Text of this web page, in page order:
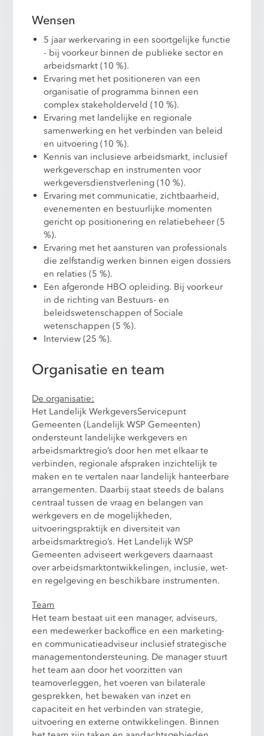
Wensen
5 jaar werkervaring in een soortgelijke functie
- bij voorkeur binnen de publieke sector en
arbeidsmarkt (10 %).
Ervaring met het positioneren van een
organisatie of programma binnen een
complex stakeholderveld (10 %).
Ervaring met landelijke en regionale
samenwerking en het verbinden van beleid
en uitvoering (10 %).
Kennis van inclusieve arbeidsmarkt, inclusief
werkgeverschap en instrumenten voor
werkgeversdienstverlening (10 %).
Ervaring met communicatie, zichtbaarheid,
evenementen en bestuurlijke momenten
gericht op positionering en relatiebeheer (5
%).
Ervaring met het aansturen van professionals
die zelfstandig werken binnen eigen dossiers
en relaties (5 %).
Een afgeronde HBO opleiding. Bij voorkeur
in de richting van Bestuurs- en
beleidswetenschappen of Sociale
wetenschappen (5 %).
Interview (25 %).
Organisatie en team
De organisatie:
Het Landelijk WerkgeversServicepunt
Gemeenten (Landelijk WSP Gemeenten)
ondersteunt landelijke werkgevers en
arbeidsmarktregio’s door hen met elkaar te
verbinden, regionale afspraken inzichtelijk te
maken en te vertalen naar landelijk hanteerbare
arrangementen. Daarbij staat steeds de balans
centraal tussen de vraag en belangen van
werkgevers en de mogelijkheden,
uitvoeringspraktijk en diversiteit van
arbeidsmarktregio’s. Het Landelijk WSP
Gemeenten adviseert werkgevers daarnaast
over arbeidsmarktontwikkelingen, inclusie, wet-
en regelgeving en beschikbare instrumenten.
Team
Het team bestaat uit een manager, adviseurs,
een medewerker backoffice en een marketing-
en communicatieadviseur inclusief strategische
managementondersteuning. De manager stuurt
het team aan door het voorzitten van
teamoverleggen, het voeren van bilaterale
gesprekken, het bewaken van inzet en
capaciteit en het verbinden van strategie,
uitvoering en externe ontwikkelingen. Binnen